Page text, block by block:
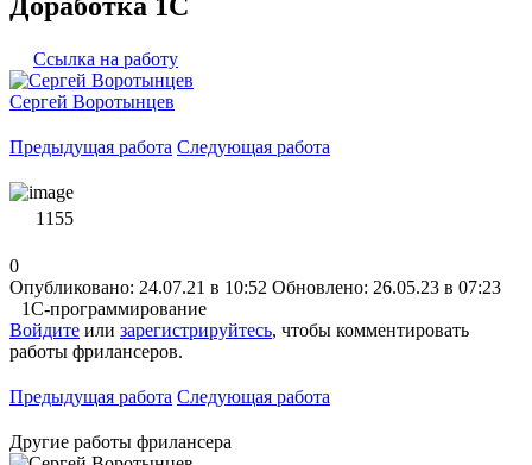
Ссылка на работу
Сергей Воротынцев
Предыдущая работа Следующая работа
1155
0
Опубликовано: 24.07.21 в 10:52 Обновлено: 26.05.23 в 07:23
1С-программирование
Войдите или зарегистрируйтесь, чтобы комментировать
работы фрилансеров.
Предыдущая работа Следующая работа
Другие работы фрилансера